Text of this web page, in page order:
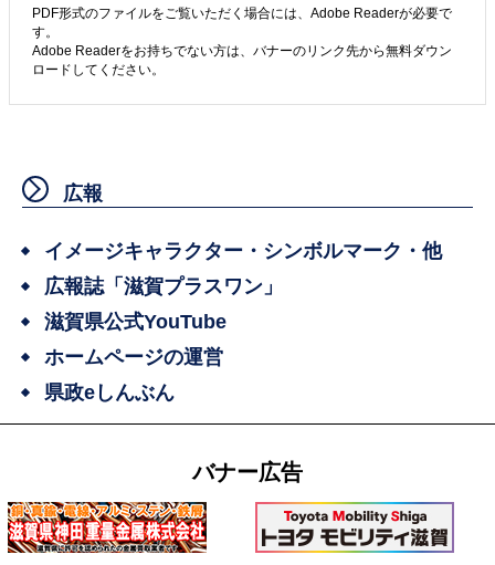
PDF形式のファイルをご覧いただく場合には、Adobe Readerが必要で
す。
Adobe Readerをお持ちでない方は、バナーのリンク先から無料ダウン
ロードしてください。
広報
イメージキャラクター・シンボルマーク・他
広報誌「滋賀プラスワン」
滋賀県公式YouTube
ホームページの運営
県政eしんぶん
バナー広告